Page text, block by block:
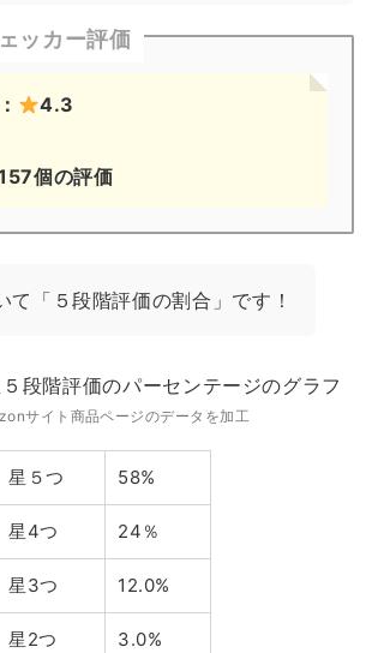
ッカー評価
4.3
個の評価
て「５段階評価の割合」です！
サイト商品ページのデータを加工
星５つ 58%
星4つ 24％
星3つ 12.0%
星2つ 3.0%